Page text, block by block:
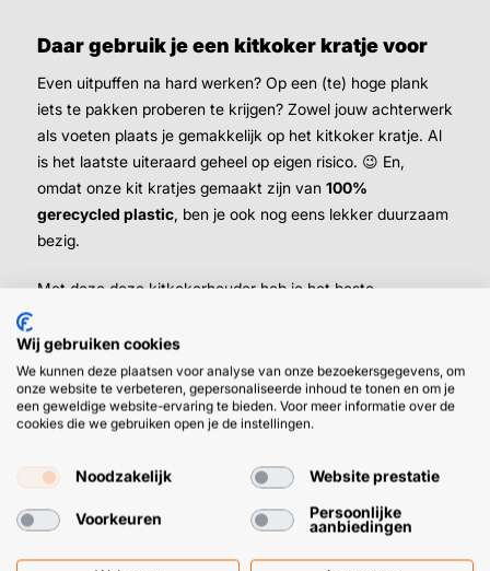
Daar gebruik je een kitkoker kratje voor
Even uitpuffen na hard werken? Op een (te) hoge plank
iets te pakken proberen te krijgen? Zowel jouw achterwerk
als voeten plaats je gemakkelijk op het kitkoker kratje. Al
is het laatste uiteraard geheel op eigen risico. 😉 En,
omdat onze kit kratjes gemaakt zijn van 100%
gerecycled plastic, ben je ook nog eens lekker duurzaam
bezig.
Met deze deze kitkokerhouder heb je het beste
in het kitkrat? Daar steek je mooi je kitpistool in.
Vul je kitkratje eenvoudig met alle lijm en
Als specialist in lijmen en kitten bieden we jou de
kwaliteit, voor de scherpste prijs. Kies uit onze toppers
Wij gebruiken cookies
We kunnen deze plaatsen voor analyse van onze bezoekersgegevens, om
onze website te verbeteren, gepersonaliseerde inhoud te tonen en om je
een geweldige website-ervaring te bieden. Voor meer informatie over de
cookies die we gebruiken open je de instellingen.
Noodzakelijk Website prestatie
Voorkeuren
Persoonlijke
aanbiedingen